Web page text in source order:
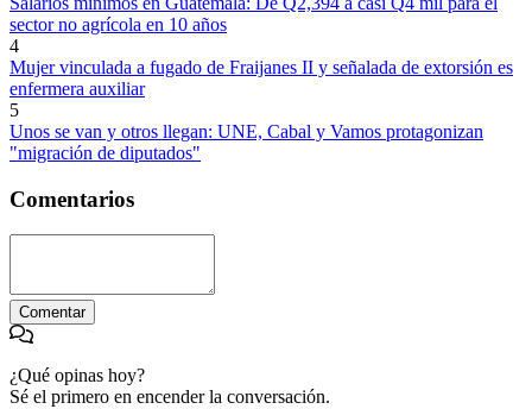
sector no agrícola en 10 años
4
Mujer vinculada a fugado de Fraijanes II y señalada de extorsión es
enfermera auxiliar
5
Unos se van y otros llegan: UNE, Cabal y Vamos protagonizan
"migración de diputados"
Comentarios
Comentar
¿Qué opinas hoy?
Sé el primero en encender la conversación.